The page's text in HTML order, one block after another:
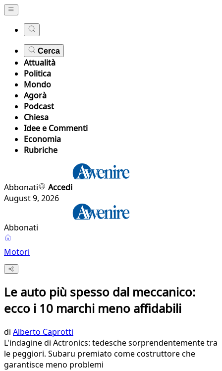
Cerca
Attualità
Politica
Mondo
Agorà
Podcast
Chiesa
Idee e Commenti
Economia
Rubriche
Abbonati
Accedi
August 9, 2026
Abbonati
Motori
Le auto più spesso dal meccanico:
ecco i 10 marchi meno affidabili
di Alberto Caprotti
L'indagine di Actronics: tedesche sorprendentemente tra
le peggiori. Subaru premiato come costruttore che
garantisce meno problemi